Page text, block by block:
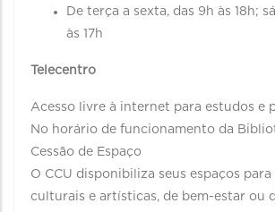
De terça a sexta, das 9h às 18h;
às 17h
Telecentro
Acesso livre à internet para estudos e
No horário de funcionamento da
Cessão de Espaço
O CCU disponibiliza seus espaços
culturais e artísticas, de bem-estar ou